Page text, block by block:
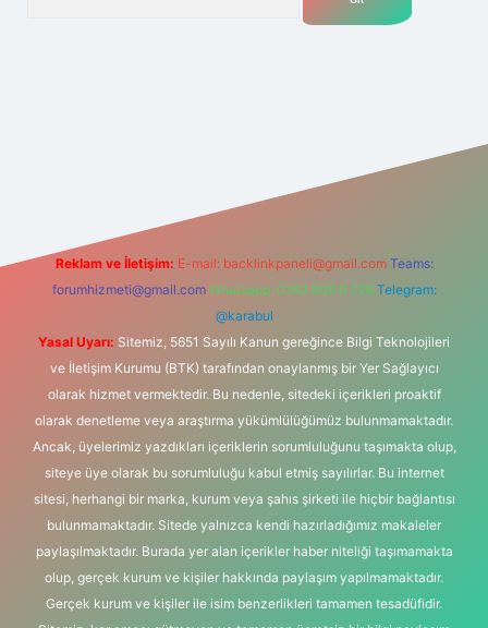
Reklam ve İletişim: E-mail: backlinkpaneli@gmail.com Teams:
forumhizmeti@gmail.com Whatsapp: 0262 606 0 726 Telegram:
@karabul
Yasal Uyarı: Sitemiz, 5651 Sayılı Kanun gereğince Bilgi Teknolojileri
ve İletişim Kurumu (BTK) tarafından onaylanmış bir Yer Sağlayıcı
olarak hizmet vermektedir. Bu nedenle, sitedeki içerikleri proaktif
olarak denetleme veya araştırma yükümlülüğümüz bulunmamaktadır.
Ancak, üyelerimiz yazdıkları içeriklerin sorumluluğunu taşımakta olup,
siteye üye olarak bu sorumluluğu kabul etmiş sayılırlar. Bu internet
sitesi, herhangi bir marka, kurum veya şahıs şirketi ile hiçbir bağlantısı
bulunmamaktadır. Sitede yalnızca kendi hazırladığımız makaleler
paylaşılmaktadır. Burada yer alan içerikler haber niteliği taşımamakta
olup, gerçek kurum ve kişiler hakkında paylaşım yapılmamaktadır.
Gerçek kurum ve kişiler ile isim benzerlikleri tamamen tesadüfidir.